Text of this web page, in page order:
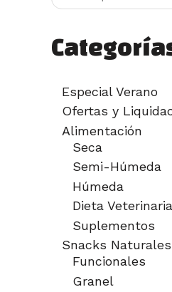
Especial Verano
Ofertas y
Alimentación
Seca
Semi-Húmeda
Húmeda
Dieta Veterinaria
Suplementos
Snacks Naturales
Funcionales
Granel